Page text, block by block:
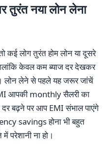
तुरंत नया लोन लेना
लोग तुरंत होम लोन या दूसरे
केवल कम ब्याज दर देखकर
लोन लेने से पहले यह जरूर जांचें
आपकी monthly सैलरी का
दर बढ़ने पर आप EMI संभाल पाएंगे
savings होना भी बहुत
परेशानी ना हो।